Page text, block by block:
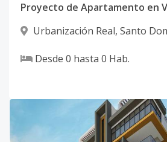
Urbanización Real, Santo
Desde 0 hasta 0 Hab.